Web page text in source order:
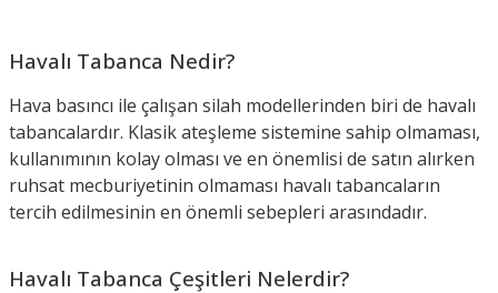
Havalı Tabanca Nedir?
Hava basıncı ile çalışan silah modellerinden biri de havalı
tabancalardır. Klasik ateşleme sistemine sahip olmaması,
kullanımının kolay olması ve en önemlisi de satın alırken
ruhsat mecburiyetinin olmaması havalı tabancaların
tercih edilmesinin en önemli sebepleri arasındadır.
Havalı Tabanca Çeşitleri Nelerdir?